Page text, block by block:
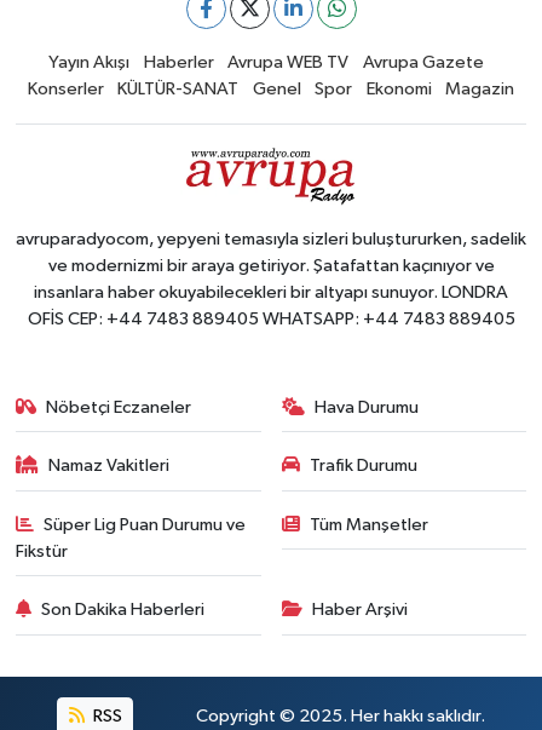
Yayın Akışı Haberler Avrupa WEB TV
Avrupa Gazete
Konserler
KÜLTÜR-SANAT Genel Spor Ekonomi Magazin
avruparadyocom, yepyeni temasıyla sizleri buluştururken, sadelik
ve modernizmi bir araya getiriyor. Şatafattan kaçınıyor ve
insanlara haber okuyabilecekleri bir altyapı sunuyor. LONDRA
OFİS CEP: +44 7483 889405 WHATSAPP: +44 7483 889405
Nöbetçi Eczaneler Hava Durumu
Namaz Vakitleri Trafik Durumu
Süper Lig Puan Durumu ve
Fikstür
Tüm Manşetler
Son Dakika Haberleri Haber Arşivi
RSS Copyright © 2025. Her hakkı saklıdır.